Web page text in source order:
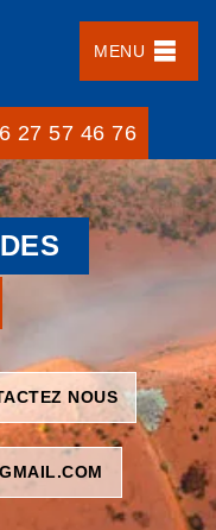
MENU
27 57 46 76
NOUS